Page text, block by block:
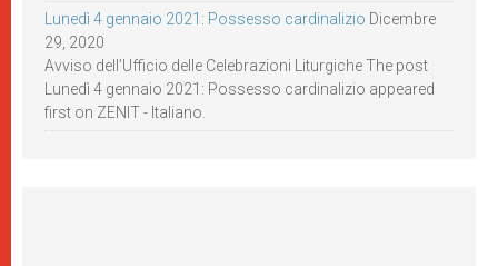
Lunedì 4 gennaio 2021: Possesso cardinalizio Dicembre
29, 2020
Avviso dell’Ufficio delle Celebrazioni Liturgiche The post
Lunedì 4 gennaio 2021: Possesso cardinalizio appeared
first on ZENIT - Italiano.